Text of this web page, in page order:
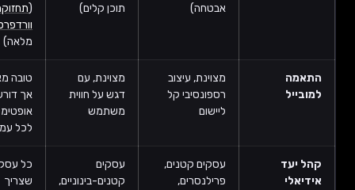
תוכן קלים)
מצוינת, עיצוב
רספונסיבי קל
מצוינת, עם
דגש על חווית
טובה מאוד,
אך דורשת
אופטימיזציה
לכל עמוד
יעד
עסקים קטנים,
פרילנסרים,
קטנים-בינוניים,
שצריך